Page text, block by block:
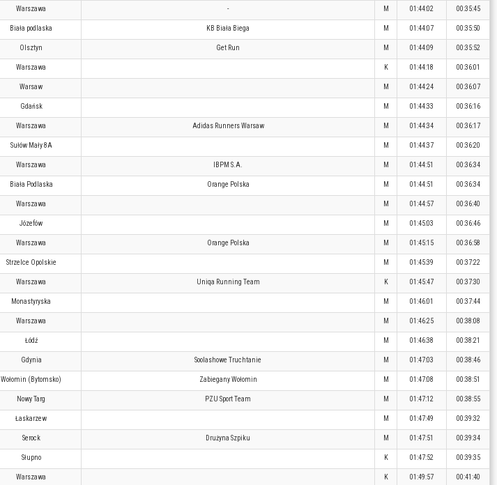
Warszawa - M 01:44:02 00:35:45
Biała podlaska KB Biała Biega M 01:44:07 00:35:50
Olsztyn Get Run M 01:44:09 00:35:52
Warszawa K 01:44:18 00:36:01
Warsaw M 01:44:24 00:36:07
Gdańsk M 01:44:33 00:36:16
Warszawa Adidas Runners Warsaw M 01:44:34 00:36:17
Sułów Mały 8A M 01:44:37 00:36:20
Warszawa IBPM S.A. M 01:44:51 00:36:34
Biała Podlaska Orange Polska M 01:44:51 00:36:34
Warszawa M 01:44:57 00:36:40
Józefów M 01:45:03 00:36:46
Warszawa Orange Polska M 01:45:15 00:36:58
Strzelce Opolskie M 01:45:39 00:37:22
Warszawa Uniqa Running Team K 01:45:47 00:37:30
Monastyryska M 01:46:01 00:37:44
Warszawa M 01:46:25 00:38:08
Łódź M 01:46:38 00:38:21
Gdynia Soolashowe Truchtanie M 01:47:03 00:38:46
Wołomin (Bytomsko) Zabiegany Wołomin M 01:47:08 00:38:51
Nowy Targ PZU Sport Team M 01:47:12 00:38:55
Łaskarzew M 01:47:49 00:39:32
Serock Drużyna Szpiku M 01:47:51 00:39:34
Słupno K 01:47:52 00:39:35
Warszawa K 01:49:57 00:41:40